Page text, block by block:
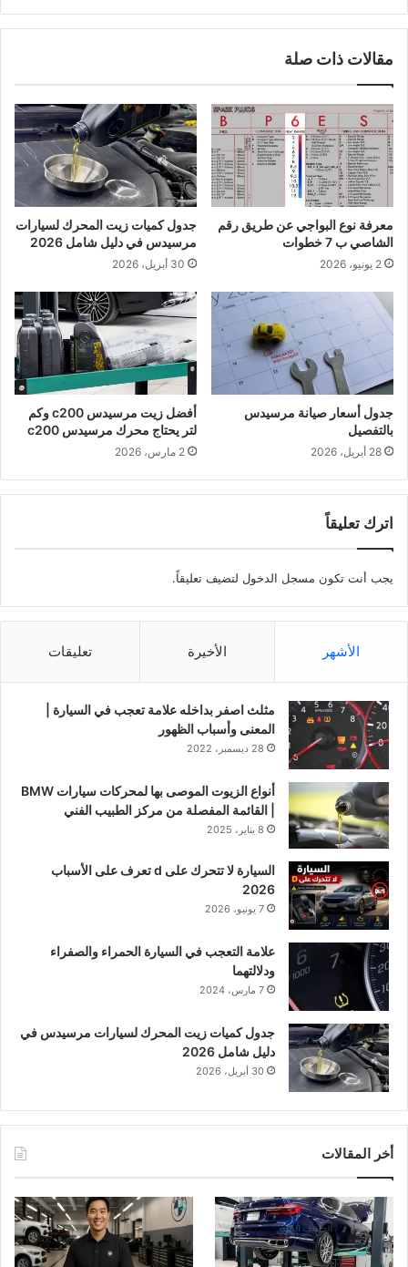
ث
ن
ة
ب
ا
و
ر
و
ا
س
ا
ي
ل
ف
ض
ا
ة
ب
ا
ل
ص
و
ر
و
ا
ف
ي
ي
مقالات ذات صلة
معرفة نوع البواجي عن طريق رقم
الشاصي ب 7 خطوات
2 يونيو، 2026
جدول كميات زيت المحرك لسيارات
مرسيدس في دليل شامل 2026
30 أبريل، 2026
جدول أسعار صيانة مرسيدس
بالتفصيل
28 أبريل، 2026
أفضل زيت مرسيدس c200 وكم
لتر يحتاج محرك مرسيدس c200
2 مارس، 2026
اترك تعليقاً
يجب أنت تكون مسجل الدخول لتضيف تعليقاً.
الأشهر الأخيرة تعليقات
مثلث اصفر بداخله علامة تعجب في السيارة |
المعنى وأسباب الظهور
28 ديسمبر، 2022
أنواع الزيوت الموصى بها لمحركات سيارات BMW
| القائمة المفصلة من مركز الطبيب الفني
8 يناير، 2025
السيارة لا تتحرك على d تعرف على الأسباب
2026
7 يونيو، 2026
علامة التعجب في السيارة الحمراء والصفراء
ودلالتهما
7 مارس، 2024
جدول كميات زيت المحرك لسيارات مرسيدس في
دليل شامل 2026
30 أبريل، 2026
أخر المقالات